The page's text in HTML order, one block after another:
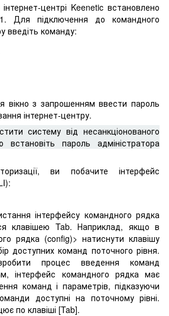
центрі Keenetic встановлено
Для підключення до командного
введіть команду:
вікно з запрошенням ввести пароль
інтернет-центру.
систему від несанкціонованого
встановіть пароль адміністратора
ви побачите інтерфейс
інтерфейсу командного рядка
клавішею Tab. Наприклад, якщо в
рядка (config)> натиснути клавішу
доступних команд поточного рівня.
процес введення команд
інтерфейс командного рядка має
команд і параметрів, підказуючи
доступні на поточному рівні.
по клавіші [Tab].